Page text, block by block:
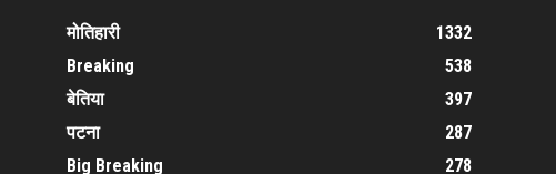
मोतिहारी
1332
Breaking
538
बेतिया
397
पटना
287
Big Breaking
278